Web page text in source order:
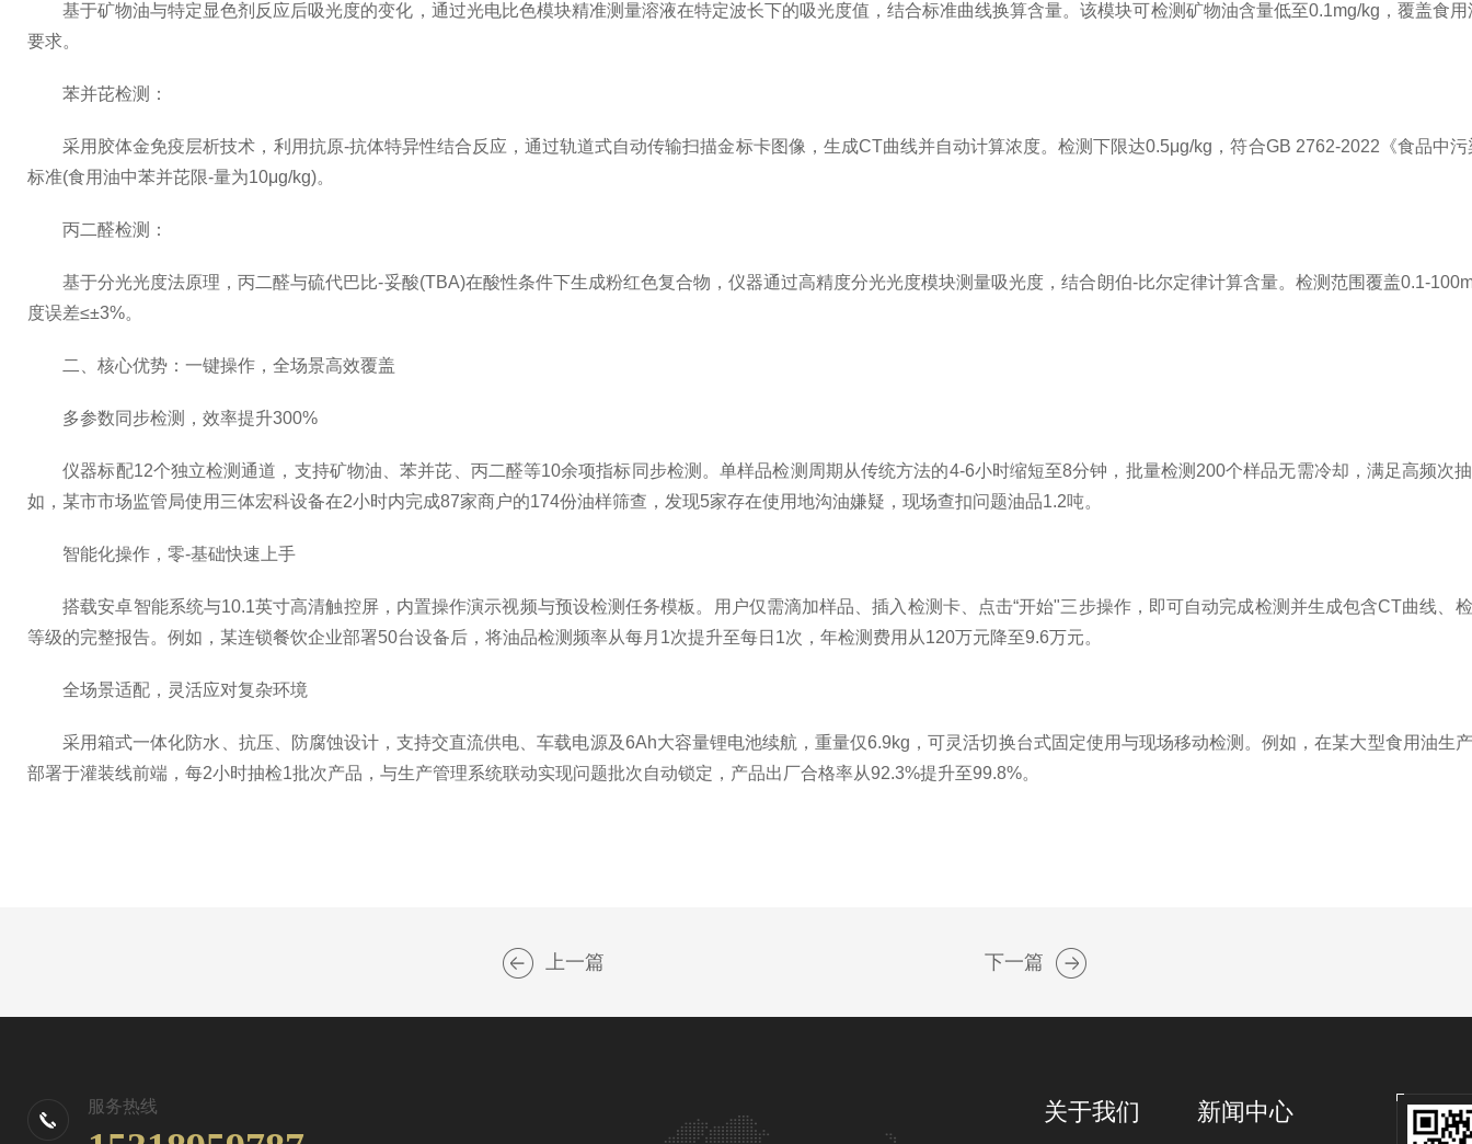
基于矿物油与特定显色剂反应后吸光度的变化，通过光电比色模块精准测量溶液在特定波长下的吸光度值，结合标准曲线换算含量。该模块可检测矿物油含量低至0.1mg/kg，覆盖食用
要求。
苯并芘检测：
采用胶体金免疫层析技术，利用抗原-抗体特异性结合反应，通过轨道式自动传输扫描金标卡图像，生成CT曲线并自动计算浓度。检测下限达0.5μg/kg，符合GB 2762-2022《食品中污
标准(食用油中苯并芘限-量为10μg/kg)。
丙二醛检测：
基于分光光度法原理，丙二醛与硫代巴比-妥酸(TBA)在酸性条件下生成粉红色复合物，仪器通过高精度分光光度模块测量吸光度，结合朗伯-比尔定律计算含量。检测范围覆盖0.1-
度误差≤±3%。
二、核心优势：一键操作，全场景高效覆盖
多参数同步检测，效率提升300%
仪器标配12个独立检测通道，支持矿物油、苯并芘、丙二醛等10余项指标同步检测。单样品检测周期从传统方法的4-6小时缩短至8分钟，批量检测200个样品无需冷却，满足高频次
如，某市市场监管局使用三体宏科设备在2小时内完成87家商户的174份油样筛查，发现5家存在使用地沟油嫌疑，现场查扣问题油品1.2吨。
智能化操作，零-基础快速上手
搭载安卓智能系统与10.1英寸高清触控屏，内置操作演示视频与预设检测任务模板。用户仅需滴加样品、插入检测卡、点击“开始"三步操作，即可自动完成检测并生成包含CT曲线、
等级的完整报告。例如，某连锁餐饮企业部署50台设备后，将油品检测频率从每月1次提升至每日1次，年检测费用从120万元降至9.6万元。
全场景适配，灵活应对复杂环境
采用箱式一体化防水、抗压、防腐蚀设计，支持交直流供电、车载电源及6Ah大容量锂电池续航，重量仅6.9kg，可灵活切换台式固定使用与现场移动检测。例如，在某大型食用油生
部署于灌装线前端，每2小时抽检1批次产品，与生产管理系统联动实现问题批次自动锁定，产品出厂合格率从92.3%提升至99.8%。
上一篇 下一篇
服务热线 关于我们 新闻中心